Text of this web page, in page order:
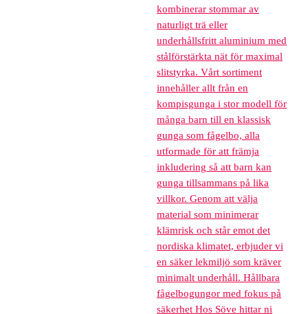
kombinerar stommar av
naturligt trä eller
underhållsfritt aluminium med
stålförstärkta nät för maximal
slitstyrka. Vårt sortiment
innehåller allt från en
kompisgunga i stor modell för
många barn till en klassisk
gunga som fågelbo, alla
utformade för att främja
inkludering så att barn kan
gunga tillsammans på lika
villkor. Genom att välja
material som minimerar
klämrisk och står emot det
nordiska klimatet, erbjuder vi
en säker lekmiljö som kräver
minimalt underhåll. Hållbara
fågelbogungor med fokus på
säkerhet Hos Söve hittar ni